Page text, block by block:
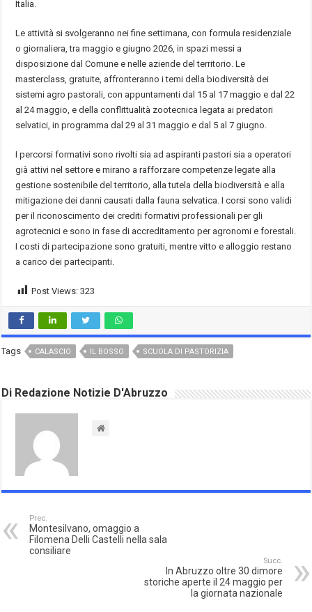
Italia.
Le attività si svolgeranno nei fine settimana, con formula residenziale
o giornaliera, tra maggio e giugno 2026, in spazi messi a
disposizione dal Comune e nelle aziende del territorio. Le
masterclass, gratuite, affronteranno i temi della biodiversità dei
sistemi agro pastorali, con appuntamenti dal 15 al 17 maggio e dal 22
al 24 maggio, e della conflittualità zootecnica legata ai predatori
selvatici, in programma dal 29 al 31 maggio e dal 5 al 7 giugno.
I percorsi formativi sono rivolti sia ad aspiranti pastori sia a operatori
già attivi nel settore e mirano a rafforzare competenze legate alla
gestione sostenibile del territorio, alla tutela della biodiversità e alla
mitigazione dei danni causati dalla fauna selvatica. I corsi sono validi
per il riconoscimento dei crediti formativi professionali per gli
agrotecnici e sono in fase di accreditamento per agronomi e forestali.
I costi di partecipazione sono gratuiti, mentre vitto e alloggio restano
a carico dei partecipanti.
Post Views: 323
Tags CALASCIO IL BOSSO SCUOLA DI PASTORIZIA
Di Redazione Notizie D'Abruzzo
Prec.
Montesilvano, omaggio a
Filomena Delli Castelli nella sala
consiliare
Succ.
In Abruzzo oltre 30 dimore
storiche aperte il 24 maggio per
la giornata nazionale